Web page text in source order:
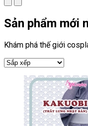
Sản phẩm mới
Khám phá thế giới